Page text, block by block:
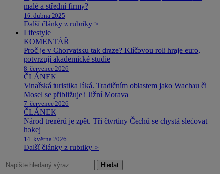
malé a střední firmy?
16. dubna 2025
Další články z rubriky >
Lifestyle
KOMENTÁŘ
Proč je v Chorvatsku tak draze? Klíčovou roli hraje euro,
potvrzují akademické studie
8. července 2026
ČLÁNEK
Vinařská turistika láká. Tradičním oblastem jako Wachau či
Mosel se přibližuje i Jižní Morava
7. července 2026
ČLÁNEK
Národ trenérů je zpět. Tři čtvrtiny Čechů se chystá sledovat
hokej
14. května 2026
Další články z rubriky >
Hledat